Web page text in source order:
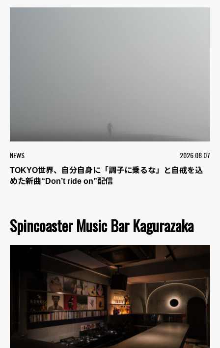
NEWS 2026.08.07
TOKYO世界、自分自身に「調子に乗るな」と自戒を込
めた新曲“Don’t ride on”配信
Spincoaster Music Bar Kagurazaka